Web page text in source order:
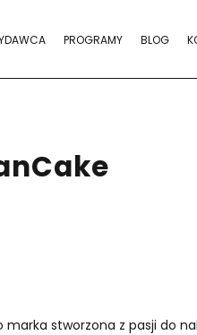
PROGRAMY BLOG
marka stworzona z pasji do